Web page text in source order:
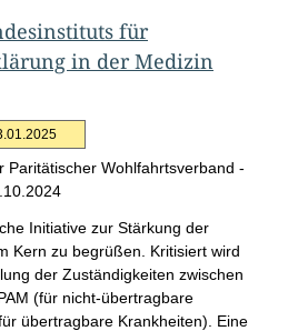
für
in der Medizin
Paritätischer Wohlfahrtsverband -
Initiative zur Stärkung der
Kern zu begrüßen. Kritisiert wird
der Zuständigkeiten zwischen
(für nicht-übertragbare
übertragbare Krankheiten). Eine